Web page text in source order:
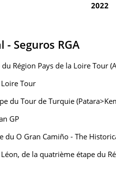
2022
- Seguros RGA
Région Pays de la Loire Tour
Tour
du Tour de Turquie
GP
du O Gran Camiño - The
de la quatrième étape du